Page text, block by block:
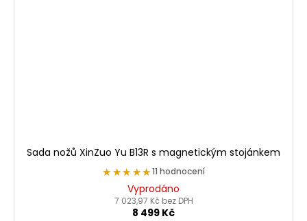
Sada nožů XinZuo Yu B13R s magnetickým stojánkem
★★★★★
★★★★★11 hodnocení
Vyprodáno
7 023,97 Kč bez DPH
8 499 Kč